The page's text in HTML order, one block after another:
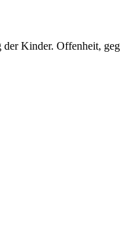
Kinder. Offenheit,